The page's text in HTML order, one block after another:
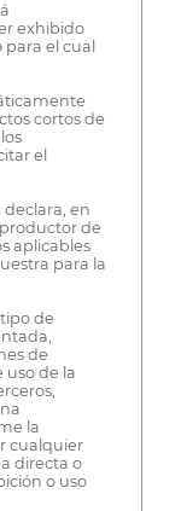
exhibido
el cual
cortos de
el
en
de
aplicables
para la
de
de
uso de la
la
cualquier
directa o
o uso